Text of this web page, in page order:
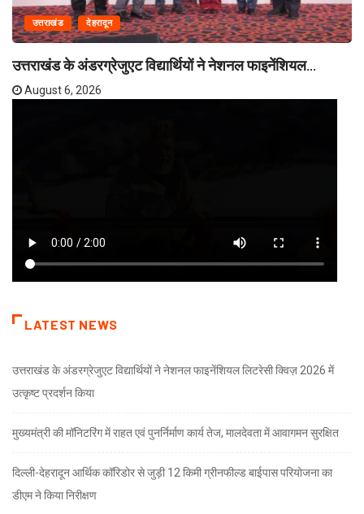
उत्तराखंड देहरादून
उत्तराखंड के अंडरग्रेजुएट विद्यार्थियों ने नेशनल फाइनेंशियल...
August 6, 2026
LATEST NEWS
उत्तराखंड के अंडरग्रेजुएट विद्यार्थियों ने नेशनल फाइनेंशियल लिटरेसी क्विज़ 2026 में
उत्कृष्ट प्रदर्शन किया
मुख्यमंत्री की मॉनिटरिंग में राहत एवं पुनर्निर्माण कार्य तेज, मालदेवता में आवागमन सुरक्षित
दिल्ली-देहरादून आर्थिक कॉरिडोर से जुड़ी 12 किमी ग्रीनफील्ड बाईपास परियोजना का
डीएम ने किया निरीक्षण